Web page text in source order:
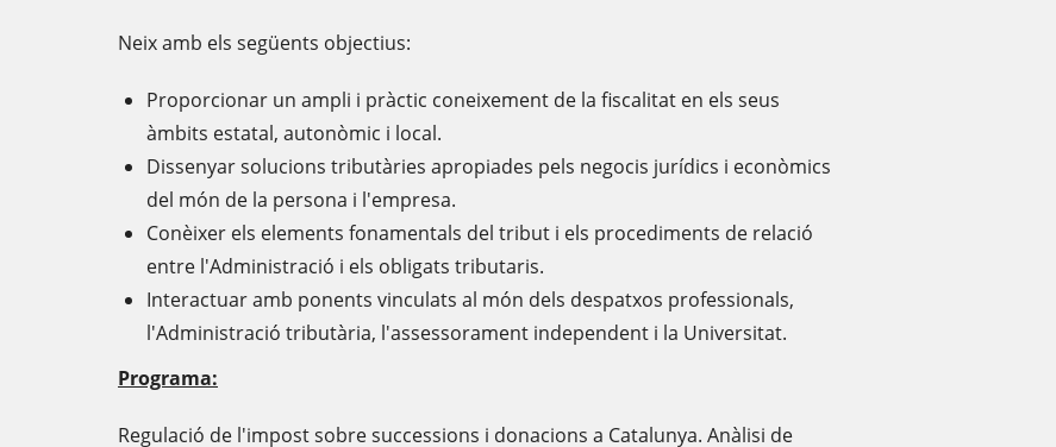
Neix amb els següents objectius:
Proporcionar un ampli i pràctic coneixement de la fiscalitat en els seus
àmbits estatal, autonòmic i local.
Dissenyar solucions tributàries apropiades pels negocis jurídics i econòmics
del món de la persona i l'empresa.
Conèixer els elements fonamentals del tribut i els procediments de relació
entre l'Administració i els obligats tributaris.
Interactuar amb ponents vinculats al món dels despatxos professionals,
l'Administració tributària, l'assessorament independent i la Universitat.
Programa:
Regulació de l'impost sobre successions i donacions a Catalunya. Anàlisi de